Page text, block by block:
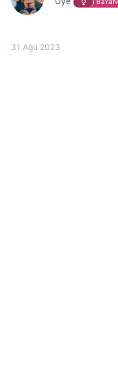
31 Ağu 2023